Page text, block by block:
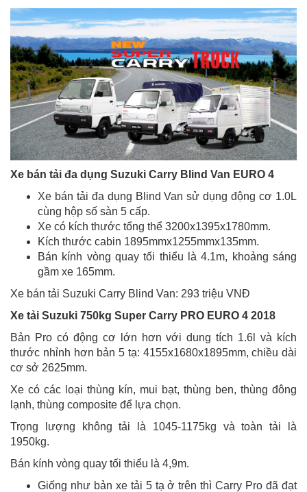
Xe bán tải đa dụng Suzuki Carry Blind Van EURO 4
Xe bán tải đa dụng Blind Van sử dụng động cơ 1.0L
cùng hộp số sàn 5 cấp.
Xe có kích thước tổng thể 3200x1395x1780mm.
Kích thước cabin 1895mmx1255mmx135mm.
Bán kính vòng quay tối thiểu là 4.1m, khoảng sáng
gầm xe 165mm.
Xe bán tải Suzuki Carry Blind Van: 293 triệu VNĐ
Xe tải Suzuki 750kg Super Carry PRO EURO 4 2018
Bản Pro có động cơ lớn hơn với dung tích 1.6l và kích
thước nhỉnh hơn bản 5 tạ: 4155x1680x1895mm, chiều dài
cơ sở 2625mm.
Xe có các loại thùng kín, mui bạt, thùng ben, thùng đông
lạnh, thùng composite để lựa chọn.
Trọng lượng không tải là 1045-1175kg và toàn tải là
1950kg.
Bán kính vòng quay tối thiểu là 4,9m.
Giống như bản xe tải 5 tạ ở trên thì Carry Pro đã đạt